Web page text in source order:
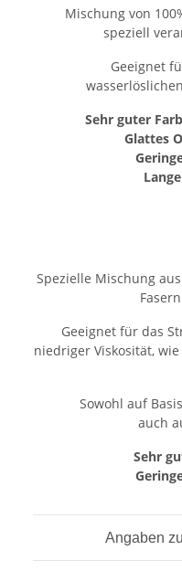
Mischung von
speziell
Geeignet
Sehr guter
Glattes
Spezielle Mischung
Geeignet für das
niedriger Viskosität, wie
Sowohl auf
auch
Sehr
Angaben